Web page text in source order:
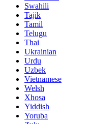
Swahili
Tajik
Tamil
Telugu
Thai
Ukrainian
Urdu
Uzbek
Vietnamese
Welsh
Xhosa
Yiddish
Yoruba